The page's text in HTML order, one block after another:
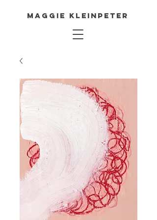
Maggie Kleinpeter